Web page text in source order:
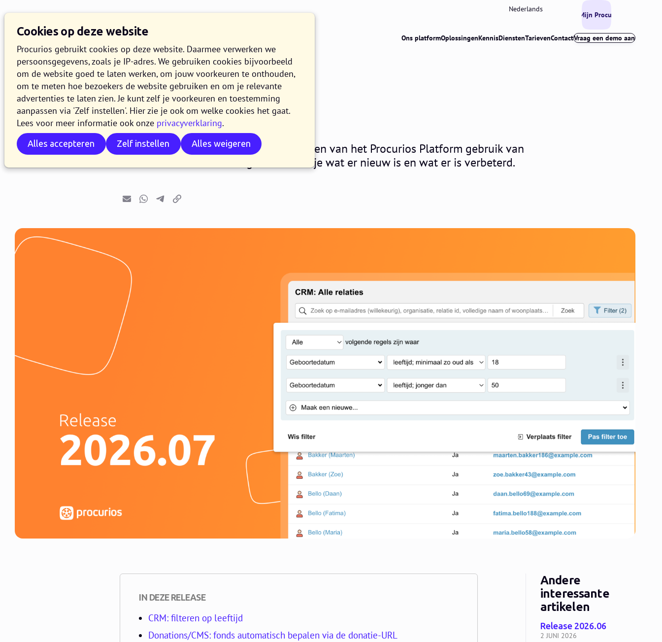
Cookies op deze website
Procurios gebruikt cookies op deze website. Daarmee verwerken we
persoonsgegevens, zoals je IP-adres. We gebruiken cookies bijvoorbeeld
om de website goed te laten werken, om jouw voorkeuren te onthouden,
om te meten hoe bezoekers de website gebruiken en om je relevante
advertenties te laten zien. Je kunt zelf je voorkeuren en toestemming
aanpassen via 'Zelf instellen'. Hier zie je ook om welke cookies het gaat.
Lees voor meer informatie ook onze privacyverklaring.
Alles accepteren Zelf instellen Alles weigeren
Ons platformOplossingenKennisDienstenTarievenContactVraag een demo aan
Nederlands
Mijn Procurios
Release 2026.07
30 JUNI 2026 5 MINUTEN LEZEN
In de loop van 30 juni maken alle klanten van het Procurios Platform gebruik van
release 2026.07. In dit blogbericht lees je wat er nieuw is en wat er is verbeterd.
E-mailWhatsapp
TelegramKopieer link
IN DEZE RELEASE
CRM: filteren op leeftijd
Donations/CMS: fonds automatisch bepalen via de donatie-URL
Andere
interessante
artikelen
2 JUNI 2026
Release 2026.06